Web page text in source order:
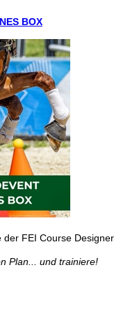
BOX
FEI Course Designer
Plan... und trainiere!